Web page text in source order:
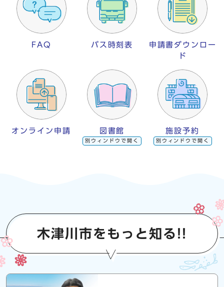
FAQ バス時刻表
申請書ダウンロー
ド
オンライン申請 図書館
別ウィンドウで開く
施設予約
別ウィンドウで開く
木津川市をもっと知る!!
市長・議会